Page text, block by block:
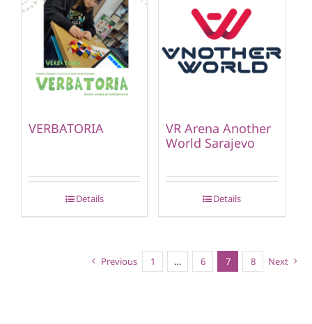
VERBATORIA
Details
VR Arena Another
World Sarajevo
Details
Previous 1 … 6 7 8 Next